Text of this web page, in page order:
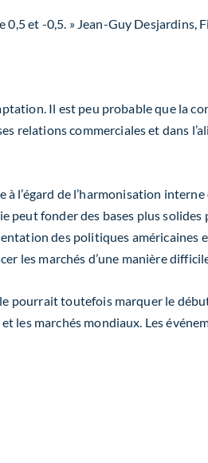
0,5 et -0,5. » Jean-Guy Desjardins,
Il est peu probable que la
relations commerciales et dans
l’égard de l’harmonisation
fonder des bases plus
des politiques américaines
les marchés d’une manière
pourrait toutefois marquer le
les marchés mondiaux. Les